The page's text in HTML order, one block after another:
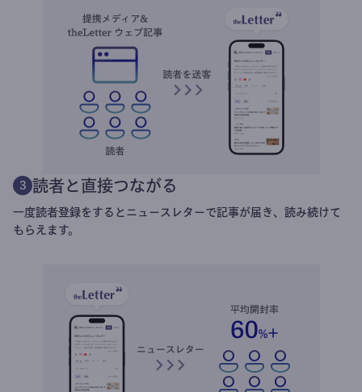
3 読者と直接つながる
一度読者登録をするとニュースレターで記事が届き、読み続けて
もらえます。